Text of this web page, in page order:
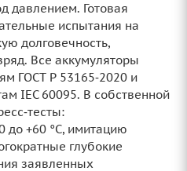
давлением. Готовая
испытания на
долговечность,
Все аккумуляторы
ГОСТ Р 53165‑2020 и
IEC 60095. В собственной
до +60 °C, имитацию
глубокие
заявленных